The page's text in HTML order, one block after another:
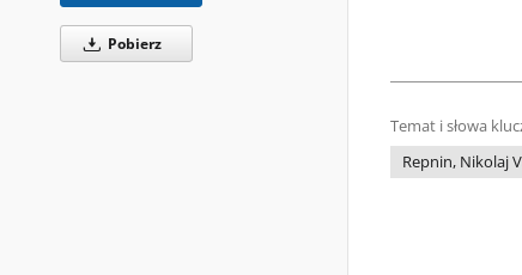
Pobierz
Temat i słowa
Repnin, Nikolaj